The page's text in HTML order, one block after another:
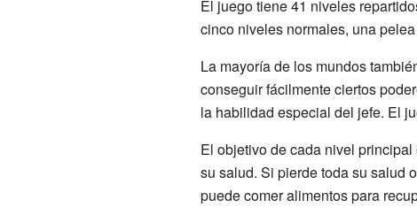
El juego tiene 41 niveles
cinco niveles normales, una
La mayoría de los mundos
conseguir fácilmente ciertos
la habilidad especial del jefe. El
El objetivo de cada nivel
su salud. Si pierde toda su salud
puede comer alimentos para